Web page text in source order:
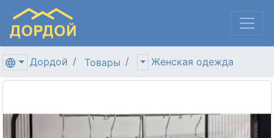
Дордой Товары Женская одежда